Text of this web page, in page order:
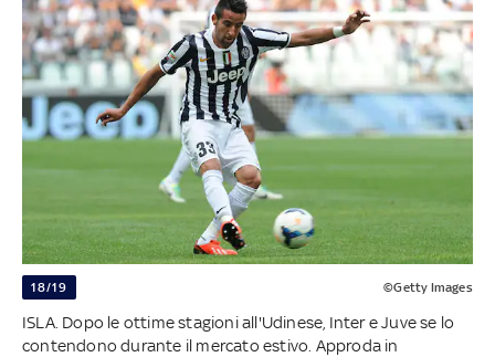
18/19 ©Getty Images
ISLA. Dopo le ottime stagioni all'Udinese, Inter e Juve se lo
contendono durante il mercato estivo. Approda in